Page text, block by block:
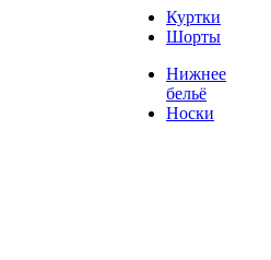
Куртки
Шорты
Нижнее
бельё
Носки